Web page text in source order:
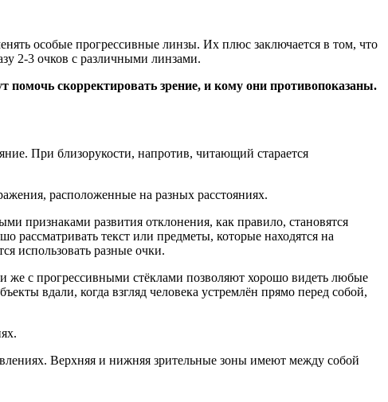
особые прогрессивные линзы. Их плюс заключается в том, что
2-3 очков с различными линзами.
помочь скорректировать зрение, и кому они противопоказаны.
При близорукости, напротив, читающий старается
расположенные на разных расстояниях.
признаками развития отклонения, как правило, становятся
рассматривать текст или предметы, которые находятся на
использовать разные очки.
же с прогрессивными стёклами позволяют хорошо видеть любые
вдали, когда взгляд человека устремлён прямо перед собой,
Верхняя и нижняя зрительные зоны имеют между собой